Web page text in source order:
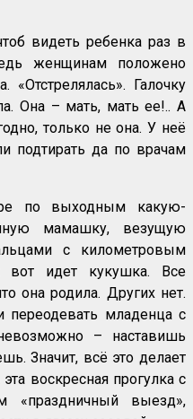
видеть ребенка раз в
женщинам положено
Галочку
Она – мать, мать ее!.. А
только не она. У неё
подтирать да по врачам
по выходным какую-
мамашку, везущую
с километровым
идет кукушка. Все
она родила. Других нет.
переодевать младенца с
– наставишь
Значит, всё это делает
воскресная прогулка с
выезд»,